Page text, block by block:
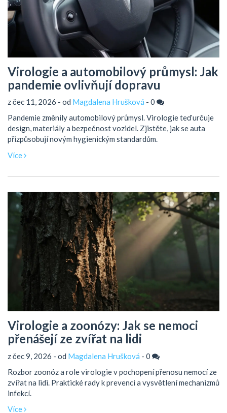
Virologie a automobilový průmysl: Jak
pandemie ovlivňují dopravu
z čec 11, 2026 - od Magdalena Hrušková - 0
Pandemie změnily automobilový průmysl. Virologie teď určuje
design, materiály a bezpečnost vozidel. Zjistěte, jak se auta
přizpůsobují novým hygienickým standardům.
Více
Virologie a zoonózy: Jak se nemoci
přenášejí ze zvířat na lidi
z čec 9, 2026 - od Magdalena Hrušková - 0
Rozbor zoonóz a role virologie v pochopení přenosu nemocí ze
zvířat na lidi. Praktické rady k prevenci a vysvětlení mechanizmů
infekcí.
Více